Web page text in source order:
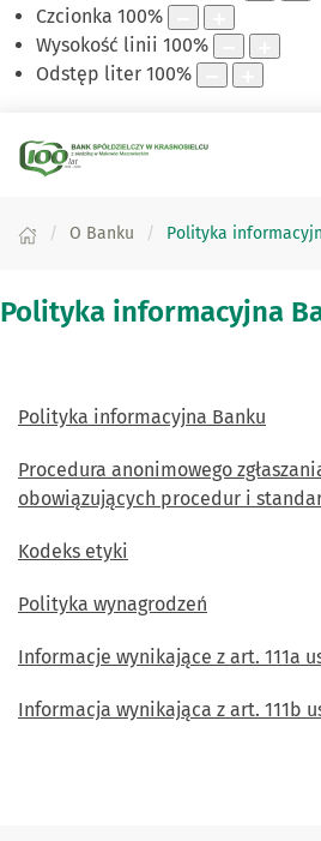
Czcionka 100%
Wysokość linii 100%
Odstęp liter 100%
O Banku Polityka
Polityka informacyjna
Polityka informacyjna Banku
Procedura anonimowego
obowiązujących procedur i
Kodeks etyki
Polityka wynagrodzeń
Informacje wynikające z art. 111a
Informacja wynikająca z art. 111b